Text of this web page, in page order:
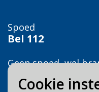
Cookie
Spoed
Bel 112
Geen spoed, wel
Bel